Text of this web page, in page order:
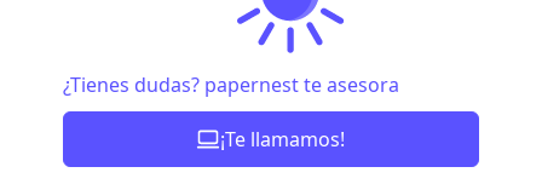
¿Tienes dudas? papernest te asesora
¡Te llamamos!